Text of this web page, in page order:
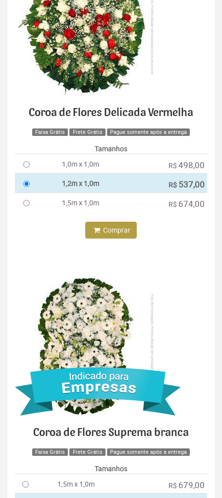
Coroa de Flores Delicada Vermelha
Faixa Grátis Frete Grátis Pague somente após a entrega
Tamanhos
1,0m x 1,0m
R$ 498,00
1,2m x 1,0m R$ 537,00
1,5m x 1,0m R$ 674,00
Comprar
Coroa de Flores Suprema branca
Faixa Grátis Frete Grátis Pague somente após a entrega
Tamanhos
1,5m x 1,0m
R$ 679,00